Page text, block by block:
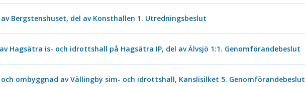
Bergstenshuset, del av Konsthallen 1. Utredningsbeslut
Hagsätra is- och idrottshall på Hagsätra IP, del av Älvsjö 1:1. Genomförandebeslut
ombyggnad av Vällingby sim- och idrottshall, Kanslisilket 5. Genomförandebeslut